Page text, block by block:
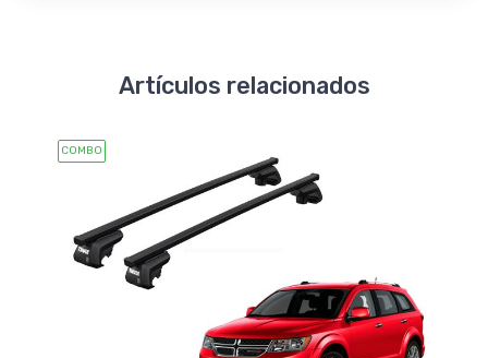
Artículos relacionados
COMBO